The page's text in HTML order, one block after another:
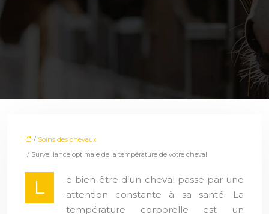
/ Soins des chevaux
/ Surveillance optimale de la température de votre cheval
L
e bien-être d’un cheval passe par une
attention constante à sa santé. La
température corporelle est un